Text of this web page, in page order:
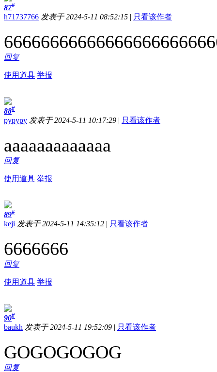
87#
h71737766 发表于 2024-5-11 08:52:15 | 只看该作者
回复
使用道具 举报
88#
pypypy 发表于 2024-5-11 10:17:29 | 只看该作者
aaaaaaaaaaaaa
回复
使用道具 举报
89#
keji 发表于 2024-5-11 14:35:12 | 只看该作者
6666666
回复
使用道具 举报
90#
baukh 发表于 2024-5-11 19:52:09 | 只看该作者
GOGOGOGOG
回复